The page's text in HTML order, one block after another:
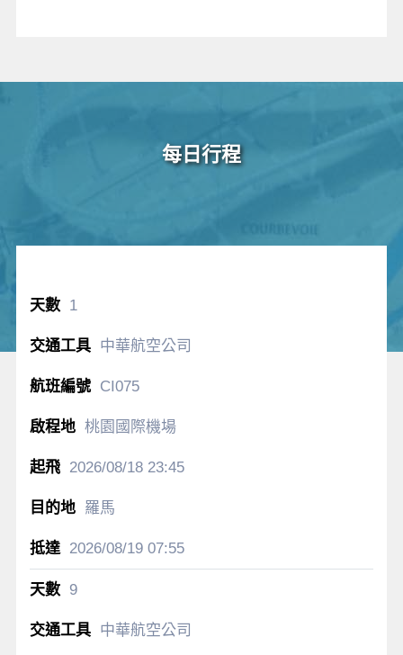
每日行程
1
中華航空公司
CI075
桃園國際機場
2026/08/1823:45
羅馬
2026/08/1907:55
9
中華航空公司